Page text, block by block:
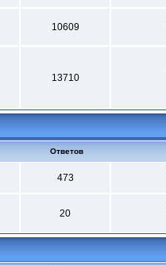
10609
13710
Ответов
473
20